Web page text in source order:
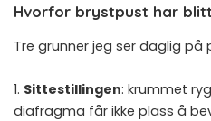
Hvorfor brystpust har
Tre grunner jeg ser daglig på
1. Sittestillingen: krummet
diafragma får ikke plass å